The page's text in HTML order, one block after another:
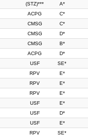
(STZ)*** A*
ACPG C*
CMSG C*
CMSG D*
CMSG B*
ACPG D*
USF SE*
RPV E*
RPV E*
RPV E*
USF E*
USF D*
USF E*
RPV SE*